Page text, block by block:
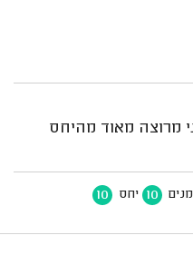
מרוצה מאוד מהיחס
10 יחס 10